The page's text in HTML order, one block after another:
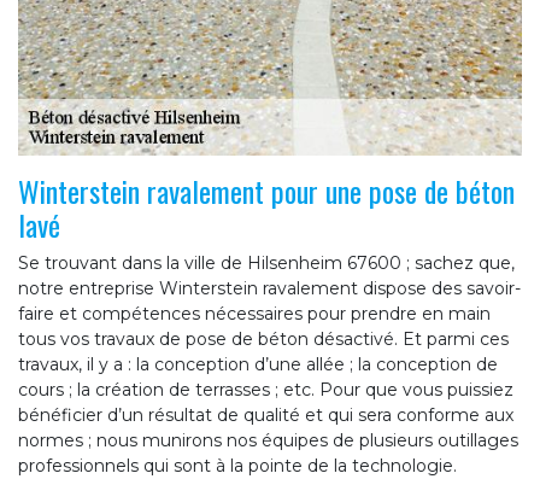
Winterstein ravalement pour une pose de béton
lavé
Se trouvant dans la ville de Hilsenheim 67600 ; sachez que,
notre entreprise Winterstein ravalement dispose des savoir-
faire et compétences nécessaires pour prendre en main
tous vos travaux de pose de béton désactivé. Et parmi ces
travaux, il y a : la conception d’une allée ; la conception de
cours ; la création de terrasses ; etc. Pour que vous puissiez
bénéficier d’un résultat de qualité et qui sera conforme aux
normes ; nous munirons nos équipes de plusieurs outillages
professionnels qui sont à la pointe de la technologie.